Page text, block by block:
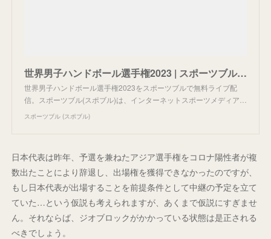
世界男子ハンドボール選手権2023 | スポーツブル (スポブル)
世界男子ハンドボール選手権2023をスポーツブルで無料ライブ配
信。スポーツブル(スポブル)は、インターネットスポーツメディア…
スポーツブル (スポブル)
日本代表は昨年、予選を兼ねたアジア選手権をコロナ陽性者が複
数出たことにより辞退し、出場権を獲得できなかったのですが、
もし日本代表が出場することを前提条件として中継の予定を立て
ていた…という仮説も考えられますが、あくまで仮説にすぎませ
ん。それならば、ジオブロックがかかっている状態は是正される
べきでしょう。